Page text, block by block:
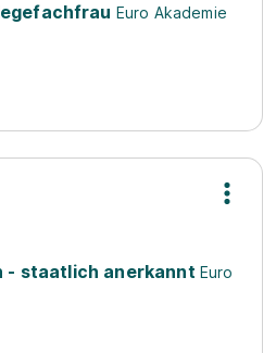
Euro Akademie
staatlich anerkannt Euro